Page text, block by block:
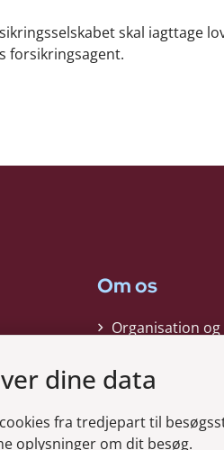
skal iagttage
forsikringsagent.
Om os
Organisation
Kontakt
Modtag
dine data
fra tredjepart til
oplysninger om dit besøg.